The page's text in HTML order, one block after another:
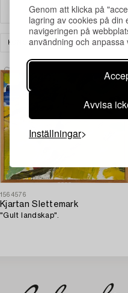
Genom att klicka på
lagring av cookies på din
navigeringen på
användning och
Avvisa
Inställningar
KONST ÖVRIGT RENSA
1564576
Kjartan Slettemark
"Gult landskap".